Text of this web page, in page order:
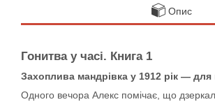
Опис
Гонитва у часі. Книга 1
Захоплива мандрівка у 1912 рік —
Одного вечора Алекс помічає, що